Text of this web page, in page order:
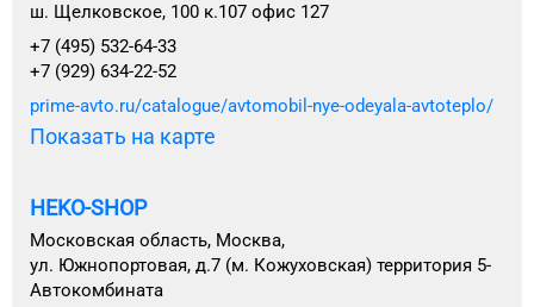
ш. Щелковское, 100 к.107 офис 127
+7 (495) 532-64-33
+7 (929) 634-22-52
prime-avto.ru/catalogue/avtomobil-nye-odeyala-avtoteplo/
Показать на карте
HEKO-SHOP
Московская область, Москва,
ул. Южнопортовая, д.7 (м. Кожуховская) территория 5-
Автокомбината